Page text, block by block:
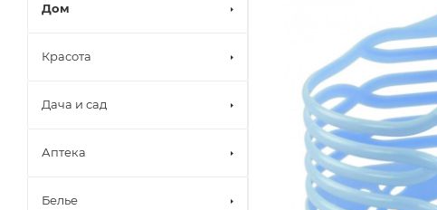
Дом
Красота
Дача и сад
Аптека
Белье